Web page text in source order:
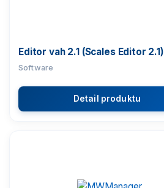
Editor vah 2.1 (Scales Editor 2.1)
Software
Detail produktu